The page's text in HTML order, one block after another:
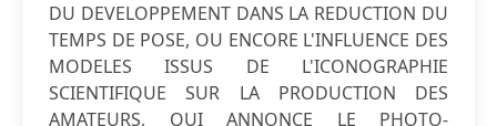
DU DEVELOPPEMENT DANS LA REDUCTION DU
TEMPS DE POSE, OU ENCORE L'INFLUENCE DES
MODELES ISSUS DE L'ICONOGRAPHIE
SCIENTIFIQUE SUR LA PRODUCTION DES
AMATEURS, QUI ANNONCE LE PHOTO-